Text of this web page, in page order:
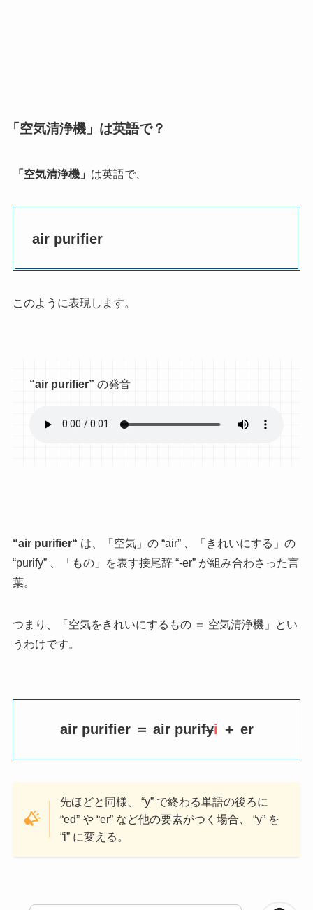
「空気清浄機」は英語で？
「空気清浄機」 は英語で、
air purifier
このように表現します。
“air purifier” の発音
“air purifier“ は、「空気」の “air” 、「きれいにする」の
“purify” 、「もの」を表す接尾辞 “-er” が組み合わさった言
葉。
つまり、「空気をきれいにするもの ＝ 空気清浄機」とい
うわけです。
air purifier ＝ air purifyi ＋ er
先ほどと同様、 “y” で終わる単語の後ろに
“ed” や “er” など他の要素がつく場合、 “y” を
“i” に変える。